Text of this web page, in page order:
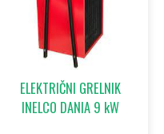
ELEKTRIČNI GRELNIK
INELCO DANIA 9 kW